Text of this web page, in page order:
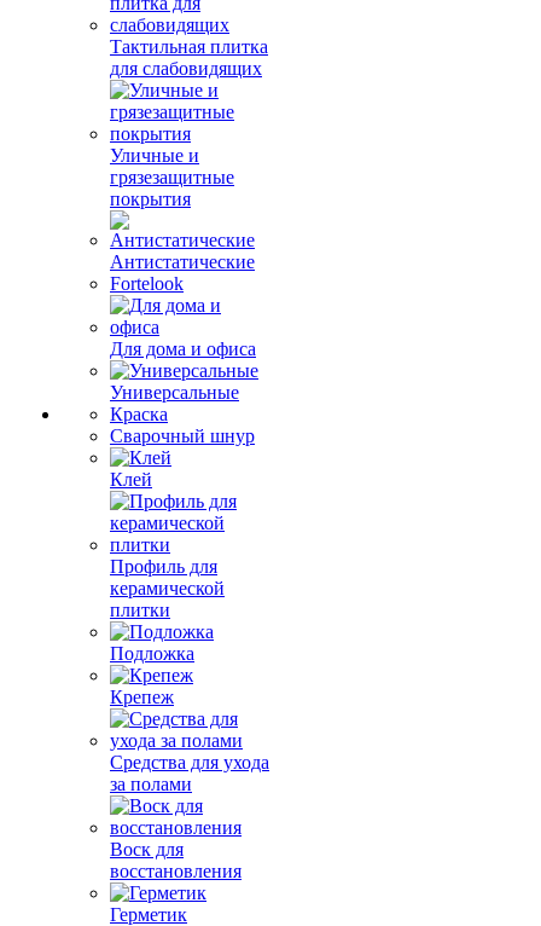
Тактильная плитка
для слабовидящих
Уличные и
грязезащитные
покрытия
Антистатические
Fortelook
Для дома и офиса
Универсальные
Краска
Сварочный шнур
Клей
Профиль для
керамической
плитки
Подложка
Крепеж
Средства для ухода
за полами
Воск для
восстановления
Герметик